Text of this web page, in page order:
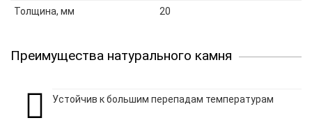
Толщина, мм
20
Преимущества натурального камня
Устойчив к большим перепадам температурам